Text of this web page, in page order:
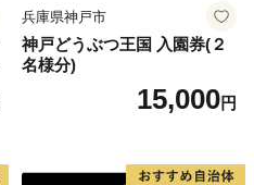
兵庫県神戸市
神戸どうぶつ王国 入園券(２
名様分)
15,000円